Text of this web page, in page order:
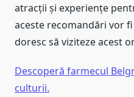
atracții și experiențe
aceste recomandări vor
doresc să viziteze acest
Descoperă farmecul
culturii.